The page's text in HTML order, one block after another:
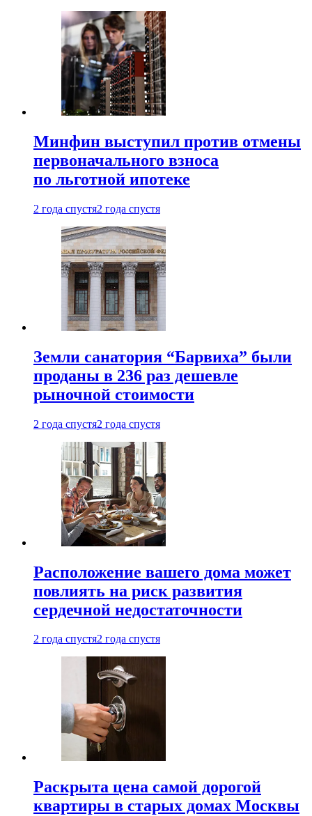
Минфин выступил против отмены
первоначального взноса
по льготной ипотеке
2 года спустя2 года спустя
Земли санатория “Барвиха” были
проданы в 236 раз дешевле
рыночной стоимости
2 года спустя2 года спустя
Расположение вашего дома может
повлиять на риск развития
сердечной недостаточности
2 года спустя2 года спустя
Раскрыта цена самой дорогой
квартиры в старых домах Москвы